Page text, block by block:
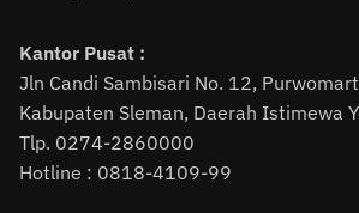
Kantor Pusat :
Jln Candi Sambisari No. 12,
Kabupaten Sleman, Daerah Istimewa
Tlp. 0274-2860000
Hotline : 0818-4109-99